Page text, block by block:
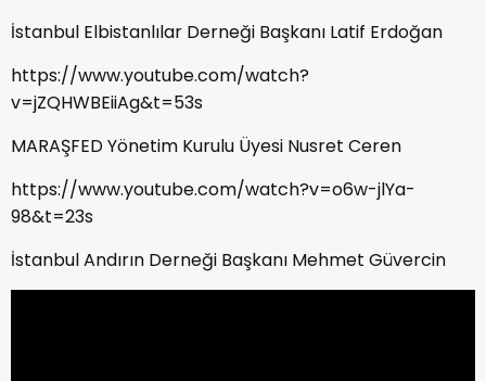
İstanbul Elbistanlılar Derneği Başkanı Latif Erdoğan
https://www.youtube.com/watch?
v=jZQHWBEiiAg&t=53s
MARAŞFED Yönetim Kurulu Üyesi Nusret Ceren
https://www.youtube.com/watch?v=o6w-jlYa-
98&t=23s
İstanbul Andırın Derneği Başkanı Mehmet Güvercin